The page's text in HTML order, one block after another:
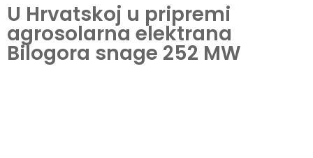
U Hrvatskoj u pripremi
agrosolarna elektrana
Bilogora snage 252 MW